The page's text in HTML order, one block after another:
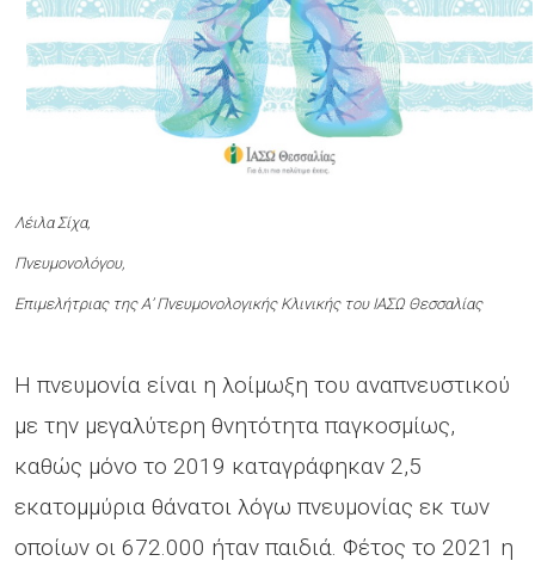
Λέιλα Σίχα,
Πνευμονολόγου,
Επιμελήτριας της Α’ Πνευμονολογικής Κλινικής του ΙΑΣΩ Θεσσαλίας
Η πνευμονία είναι η λοίμωξη του αναπνευστικού
με την μεγαλύτερη θνητότητα παγκοσμίως,
καθώς μόνο το 2019 καταγράφηκαν 2,5
εκατομμύρια θάνατοι λόγω πνευμονίας εκ των
οποίων οι 672.000 ήταν παιδιά. Φέτος το 2021 η